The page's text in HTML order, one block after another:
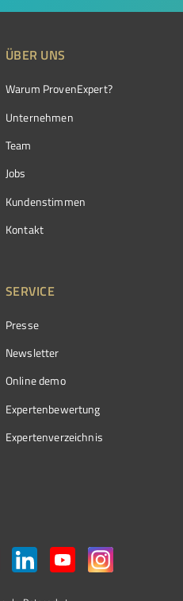
ÜBER UNS
Warum ProvenExpert?
Unternehmen
Team
Jobs
Kundenstimmen
Kontakt
SERVICE
Presse
Newsletter
Online demo
Expertenbewertung
Expertenverzeichnis